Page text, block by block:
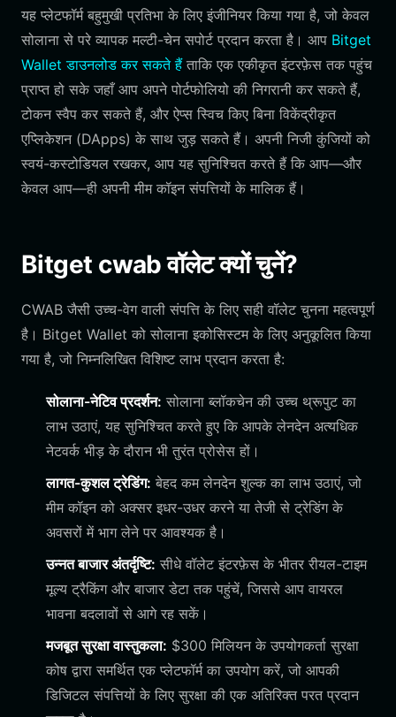
यह प्लेटफॉर्म बहुमुखी प्रतिभा के लिए इंजीनियर किया गया है, जो केवल
सोलाना से परे व्यापक मल्टी-चेन सपोर्ट प्रदान करता है। आप Bitget
Wallet डाउनलोड कर सकते हैंताकि एक एकीकृत इंटरफ़ेस तक पहुंच
प्राप्त हो सके जहाँ आप अपने पोर्टफोलियो की निगरानी कर सकते हैं,
टोकन स्वैप कर सकते हैं, और ऐप्स स्विच किए बिना विकेंद्रीकृत
एप्लिकेशन (DApps) के साथ जुड़ सकते हैं। अपनी निजी कुंजियों को
स्वयं-कस्टोडियल रखकर, आप यह सुनिश्चित करते हैं कि आप—और
केवल आप—ही अपनी मीम कॉइन संपत्तियों के मालिक हैं।
Bitget cwab वॉलेट क्यों चुनें?
CWAB जैसी उच्च-वेग वाली संपत्ति के लिए सही वॉलेट चुनना महत्वपूर्ण
है। Bitget Wallet को सोलाना इकोसिस्टम के लिए अनुकूलित किया
गया है, जो निम्नलिखित विशिष्ट लाभ प्रदान करता है:
सोलाना-नेटिव प्रदर्शन: सोलाना ब्लॉकचेन की उच्च थ्रूपुट का
लाभ उठाएं, यह सुनिश्चित करते हुए कि आपके लेनदेन अत्यधिक
नेटवर्क भीड़ के दौरान भी तुरंत प्रोसेस हों।
लागत-कुशल ट्रेडिंग: बेहद कम लेनदेन शुल्क का लाभ उठाएं, जो
मीम कॉइन को अक्सर इधर-उधर करने या तेजी से ट्रेडिंग के
अवसरों में भाग लेने पर आवश्यक है।
उन्नत बाजार अंतर्दृष्टि: सीधे वॉलेट इंटरफ़ेस के भीतर रीयल-टाइम
मूल्य ट्रैकिंग और बाजार डेटा तक पहुंचें, जिससे आप वायरल
भावना बदलावों से आगे रह सकें।
मजबूत सुरक्षा वास्तुकला: $300 मिलियन के उपयोगकर्ता सुरक्षा
कोष द्वारा समर्थित एक प्लेटफॉर्म का उपयोग करें, जो आपकी
डिजिटल संपत्तियों के लिए सुरक्षा की एक अतिरिक्त परत प्रदान